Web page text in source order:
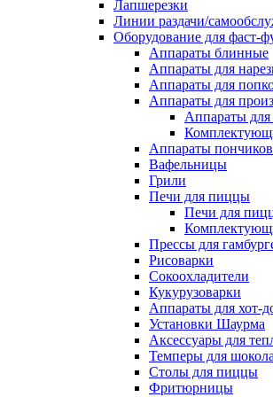
Лапшерезки
Линии раздачи/
Оборудование для фаст-
Аппараты блинные
Аппараты для
Аппараты для
Аппараты для
Аппараты для
Аппараты
Вафельницы
Грили
Печи для пиццы
Печи для
Прессы для
Рисоварки
Сокоохладители
Кукурузоварки
Аппараты для хот-
Установки Шаурма
Аксессуары для
Темперы для
Столы для пиццы
Фритюрницы